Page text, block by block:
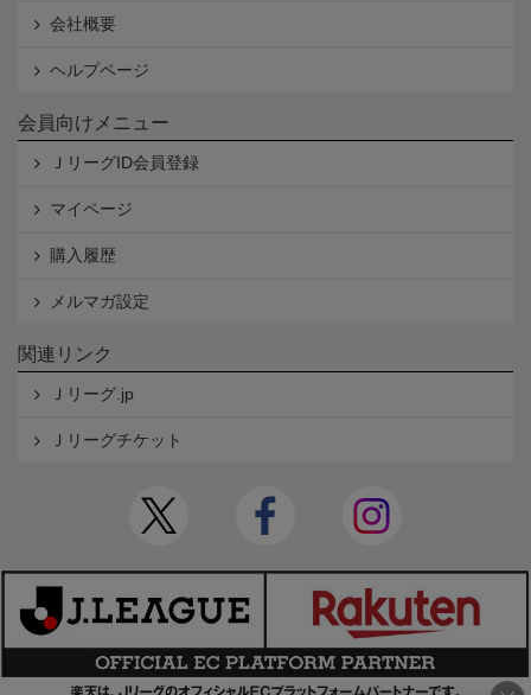
会社概要
ヘルプページ
会員向けメニュー
ＪリーグID会員登録
マイページ
購入履歴
メルマガ設定
関連リンク
Ｊリーグ.jp
Ｊリーグチケット